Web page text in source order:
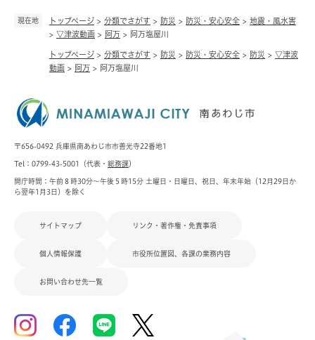
現在地 トップページ > 分類でさがす > 防災 > 防災・安心安全 > 地震・風水害
> ▽津波動画 > 阿万 > 阿万塩屋川
トップページ > 分類でさがす > 防災 > 防災・安心安全 > 防災 > ▽津波
動画 > 阿万 > 阿万塩屋川
〒656-0492 兵庫県南あわじ市市善光寺22番地1
Tel：0799-43-5001（代表・ 総務課）
開庁時間：午前８時30分～午後５時15分 土曜日・日曜日、祝日、年末年始（12月29日か
ら翌年1月3日）を除く
サイトマップ リンク・著作権・免責事項
個人情報保護 市役所位置図、各課の業務内容
お問い合わせ先一覧